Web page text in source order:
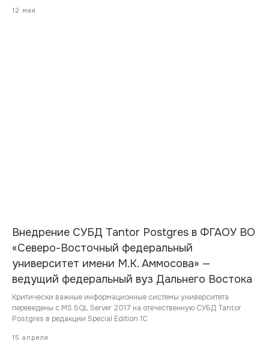
12 мая
Внедрение СУБД Tantor Postgres в ФГАОУ ВО
«Северо-Восточный федеральный
университет имени М.К. Аммосова» —
ведущий федеральный вуз Дальнего Востока
Критически важные информационные системы университета
переведены с MS SQL Server 2017 на отечественную СУБД Tantor
Postgres в редакции Special Edition 1C
15 апреля